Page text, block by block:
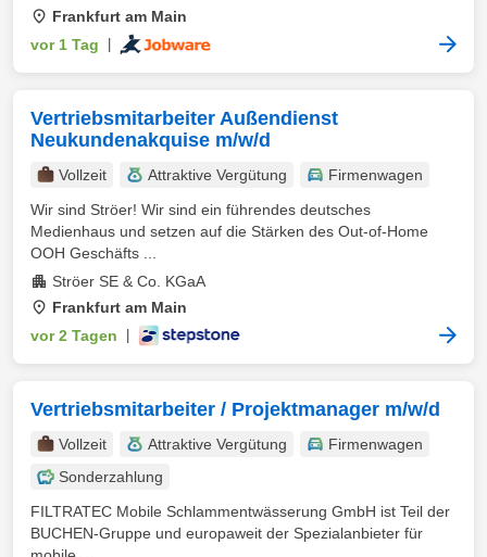
Frankfurt am Main
vor 1 Tag
Vertriebsmitarbeiter Außendienst
Neukundenakquise m/w/d
Vollzeit Attraktive Vergütung
Firmenwagen
Wir sind Ströer! Wir sind ein führendes deutsches
Medienhaus und setzen auf die Stärken des Out-of-Home
OOH Geschäfts ...
Ströer SE & Co. KGaA
Frankfurt am Main
vor 2 Tagen
Vertriebsmitarbeiter / Projektmanager m/w/d
Vollzeit Attraktive Vergütung
Firmenwagen
Sonderzahlung
FILTRATEC Mobile Schlammentwässerung GmbH ist Teil der
BUCHEN-Gruppe und europaweit der Spezialanbieter für